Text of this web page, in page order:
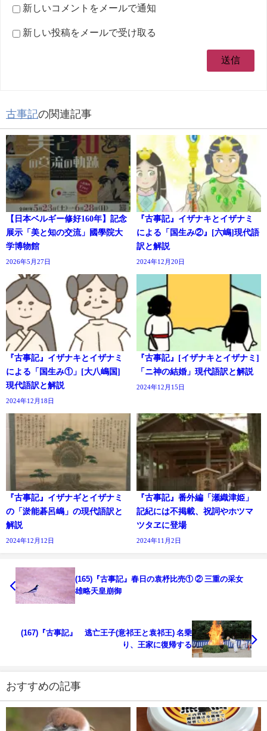
新しいコメントをメールで通知
新しい投稿をメールで受け取る
古事記の関連記事
【日本ベルギー修好160年】記念
展示「美と知の交流」國學院大
学博物館
2026年5月27日
『古事記』イザナキとイザナミ
による「国生み②』[六嶋]現代語
訳と解説
2024年12月20日
『古事記』イザナキとイザナミ
による「国生み①」[大八嶋国]
現代語訳と解説
2024年12月18日
『古事記』[イザナキとイザナミ]
「ニ神の結婚」現代語訳と解説
2024年12月15日
『古事記』イザナギとイザナミ
の「淤能碁呂嶋」の現代語訳と
解説
2024年12月12日
『古事記』番外編「瀬織津姫」
記紀には不掲載、祝詞やホツマ
ツタヱに登場
2024年11月2日
(165)『古事記』春日の袁杼比売① ② 三重の采女
雄略天皇崩御
(167)『古事記』 逃亡王子(意祁王と袁祁王) 名乗
り、王家に復帰する
おすすめの記事